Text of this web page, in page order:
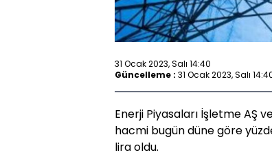
31 Ocak 2023, Salı 14:40
Güncelleme : 31 Ocak 2023, Salı
Enerji Piyasaları İşletme AŞ
hacmi bugün düne göre
lira oldu.